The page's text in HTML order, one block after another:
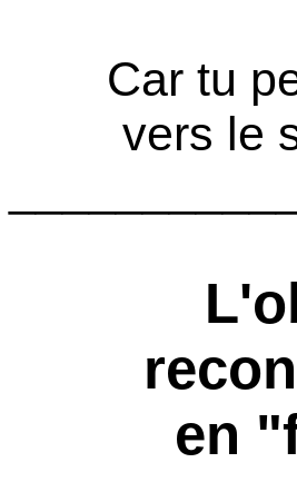
Car tu
vers le
en